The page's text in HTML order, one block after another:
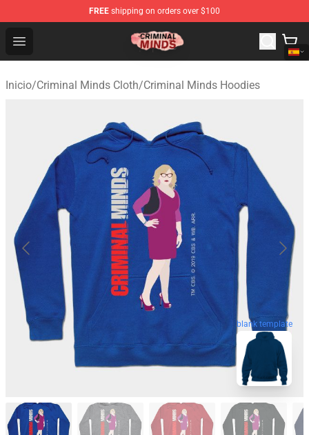
FREE shipping on orders over $100
Open menu
Criminal Minds Shop - Official Criminal Minds
Inicio/Criminal Minds Cloth/Criminal Minds Hoodies
blank template